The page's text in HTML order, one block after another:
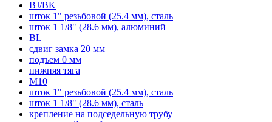
BJ/BK
шток 1" резьбовой (25.4 мм), сталь
шток 1 1/8" (28.6 мм), алюминий
BL
сдвиг замка 20 мм
подъем 0 мм
нижняя тяга
M10
шток 1" резьбовой (25.4 мм), сталь
шток 1 1/8" (28.6 мм), сталь
крепление на подседельную трубу